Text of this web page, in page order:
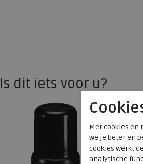
Is dit iets voor u?
Met cookies en
we je beter en
cookies werkt
analytische